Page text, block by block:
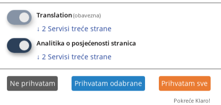
Translation(obavezna)
↓ 2 Servisi treće strane
Analitika o posjećenosti stranica
↓ 2 Servisi treće strane
Ne prihvatam Prihvatam odabrane Prihvatam sve
Pokreće Klaro!